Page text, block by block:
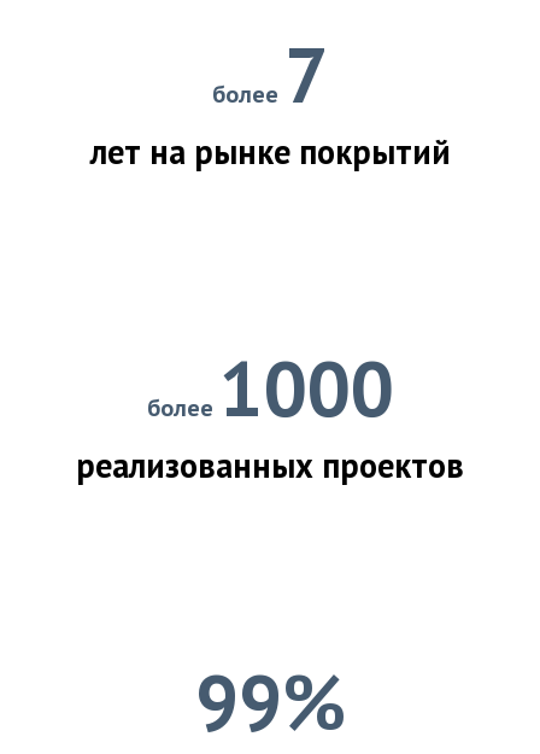
более 7
лет на рынке покрытий
более 1000
реализованных проектов
99%